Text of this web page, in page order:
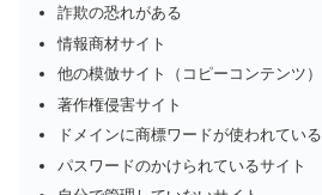
詐欺の恐れがある
情報商材サイト
他の模倣サイト（コピーコンテンツ）
著作権侵害サイト
ドメインに商標ワードが使われている
パスワードのかけられているサイト